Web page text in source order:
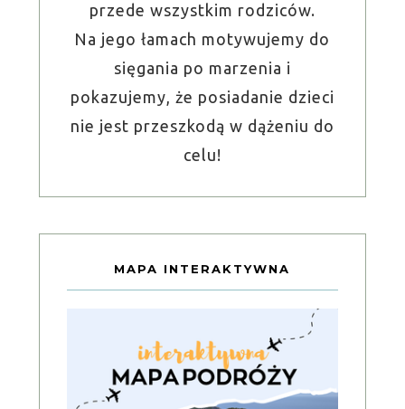
przede wszystkim rodziców.
Na jego łamach motywujemy do
sięgania po marzenia i
pokazujemy, że posiadanie dzieci
nie jest przeszkodą w dążeniu do
celu!
MAPA INTERAKTYWNA